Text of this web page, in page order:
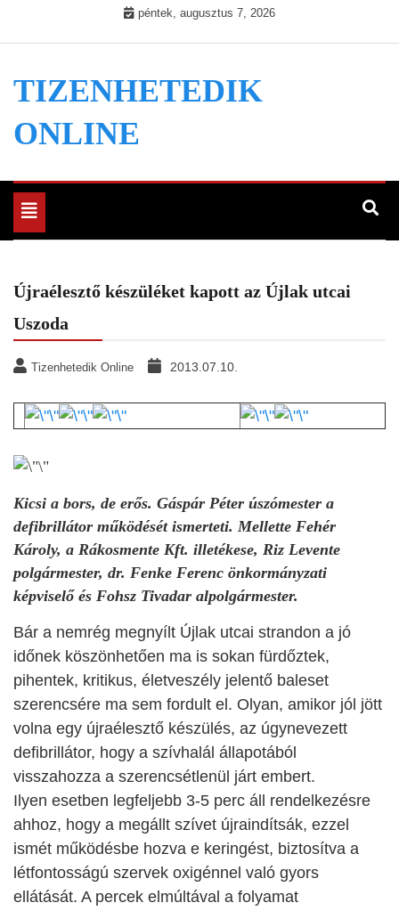
péntek, augusztus 7, 2026
TIZENHETEDIK
ONLINE
Toggle
navigation
Újraélesztő készüléket kapott az Újlak utcai
Uszoda
Tizenhetedik Online 2013.07.10.
Kicsi a bors, de erős. Gáspár Péter úszómester a
defibrillátor működését ismerteti. Mellette Fehér
Károly, a Rákosmente Kft. illetékese, Riz Levente
polgármester, dr. Fenke Ferenc önkormányzati
képviselő és Fohsz Tivadar alpolgármester.
Bár a nemrég megnyílt Újlak utcai strandon a jó
időnek köszönhetően ma is sokan fürdőztek,
pihentek, kritikus, életveszély jelentő baleset
szerencsére ma sem fordult el. Olyan, amikor jól jött
volna egy újraélesztő készülés, az úgynevezett
defibrillátor, hogy a szívhalál állapotából
visszahozza a szerencsétlenül járt embert.
Ilyen esetben legfeljebb 3-5 perc áll rendelkezésre
ahhoz, hogy a megállt szívet újraindítsák, ezzel
ismét működésbe hozva e keringést, biztosítva a
létfontosságú szervek oxigénnel való gyors
ellátását. A percek elmúltával a folyamat